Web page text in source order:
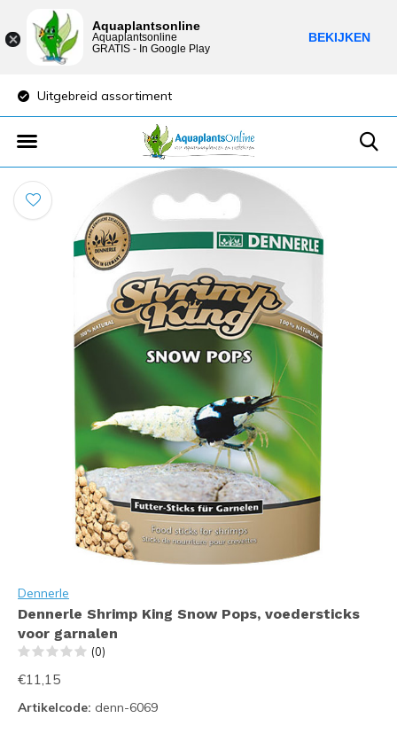
Uitgebreid assortiment
Dennerle
Dennerle Shrimp King Snow Pops, voedersticks
voor garnalen
(0)
€11,15
Artikelcode: denn-6069
Aquaplantsonline
Aquaplantsonline
GRATIS - In Google Play
BEKIJKEN